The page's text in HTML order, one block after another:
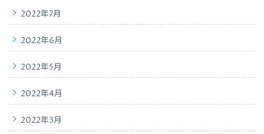
2022年7月
2022年6月
2022年5月
2022年4月
2022年3月